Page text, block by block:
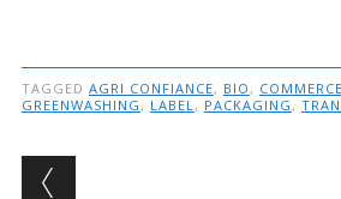
TAGGED AGRI CONFIANCE, BIO ,
GREENWASHING , LABEL, PACKAGING ,
Post navigation